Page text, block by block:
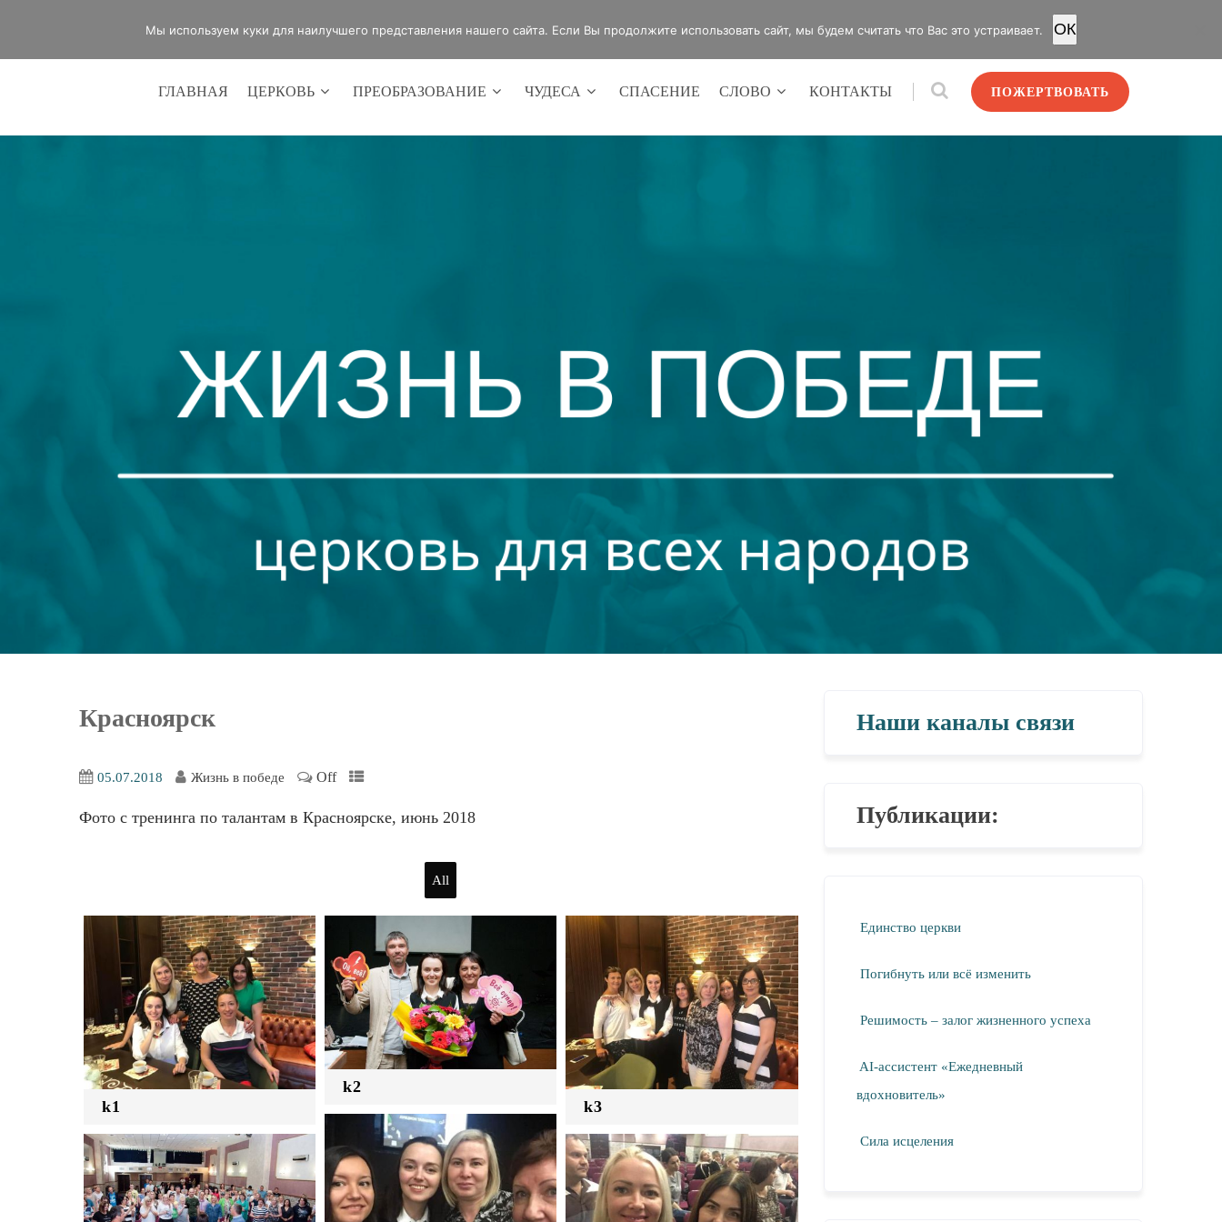
office@lifeinvictory.ru +7 950 189 4420 Россия, г.Оренбург, ул.Мира 32/2
ПОЖЕРТВОВАТЬ
ГЛАВНАЯ ЦЕРКОВЬ ПРЕОБРАЗОВАНИЕ ЧУДЕСА СПАСЕНИЕ СЛОВО КОНТАКТЫ
Красноярск
05.07.2018 Жизнь в победе Off
Фото с тренинга по талантам в Красноярске, июнь 2018
All
k1
k2
k3
Наши каналы связи
Публикации:
Единство церкви
Погибнуть или всё изменить
Решимость – залог жизненного успеха
AI-ассистент «Ежедневный
вдохновитель»
Сила исцеления
Мы используем куки для наилучшего представления нашего сайта. Если Вы продолжите использовать сайт, мы будем считать что Вас это устраивает. OК